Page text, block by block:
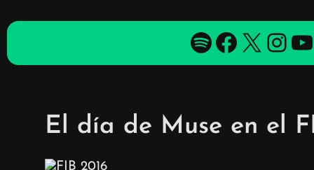
Spotify Facebook X YouTube YouTube
El día de Muse en el